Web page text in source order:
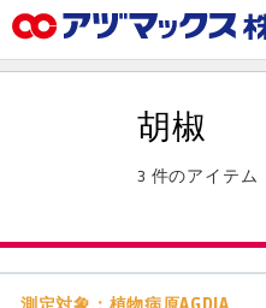
胡椒
3 件のアイテム